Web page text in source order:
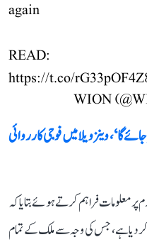
again
READ:
https://t.co/
گا‘، وینزویلا میں فوجی کارروائی
پر معلومات فراہم کرتے ہوئے بتایا کہ
دیا ہے، جس کی وجہ سے ملک کے تمام